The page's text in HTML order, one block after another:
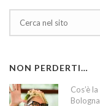
NON PERDERTI…
Cos’è
Bologna